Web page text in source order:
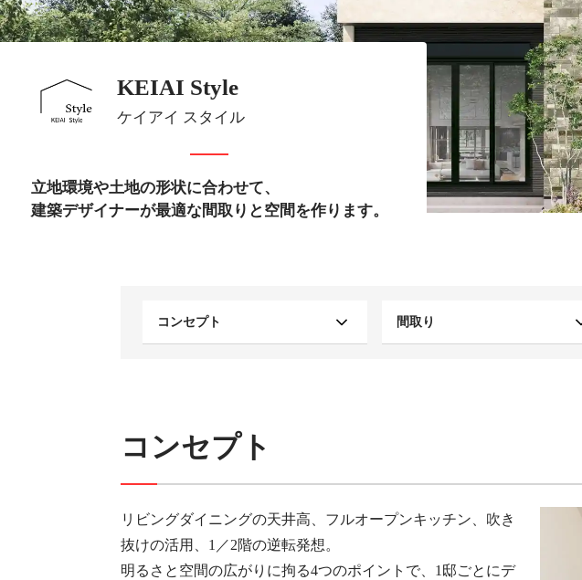
KEIAI Style
ケイアイ スタイル
立地環境や土地の形状に合わせて、
建築デザイナーが最適な間取りと空間を作ります。
コンセプト 間取り
コンセプト
リビングダイニングの天井高、フルオープンキッチン、吹き
抜けの活用、1／2階の逆転発想。
明るさと空間の広がりに拘る4つのポイントで、1邸ごとにデ